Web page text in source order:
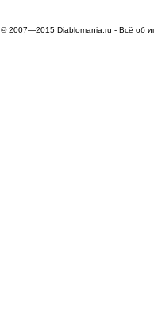
© 2007—2015 Diablomania.ru - Всё об